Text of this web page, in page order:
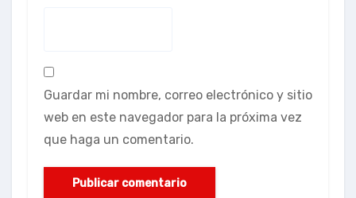
Guardar mi nombre, correo electrónico y sitio
web en este navegador para la próxima vez
que haga un comentario.